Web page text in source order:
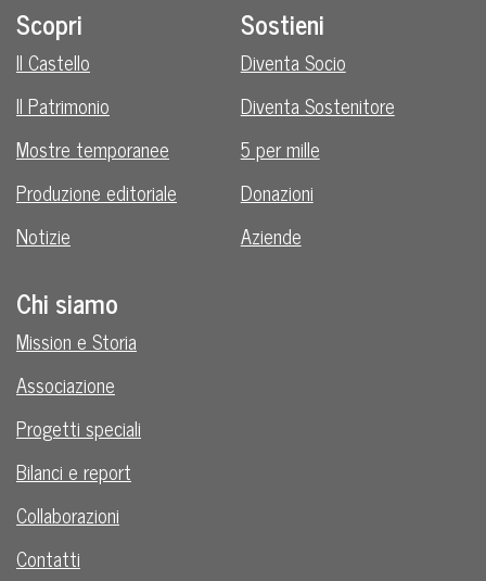
Scopri
Il Castello
Il Patrimonio
Mostre temporanee
Produzione editoriale
Notizie
Sostieni
Diventa Socio
Diventa Sostenitore
5 per mille
Donazioni
Aziende
Chi siamo
Mission e Storia
Associazione
Progetti speciali
Bilanci e report
Collaborazioni
Contatti